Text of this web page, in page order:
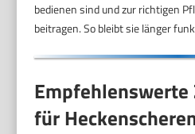
bedienen sind und zur richtigen
beitragen. So bleibt sie länger
für